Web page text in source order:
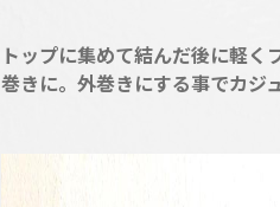
トップに集めて結んだ後に軽
巻きに。外巻きにする事でカジ